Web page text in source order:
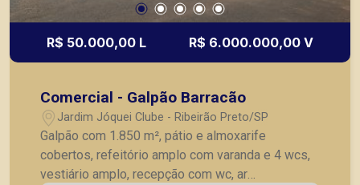
R$ 50.000,00 L R$ 6.000.000,00 V
Comercial - Galpão Barracão
Jardim Jóquei Clube - Ribeirão Preto/SP
Galpão com 1.850 m², pátio e almoxarife
cobertos, refeitório amplo com varanda e 4 wcs,
vestiário amplo, recepção com wc, ar